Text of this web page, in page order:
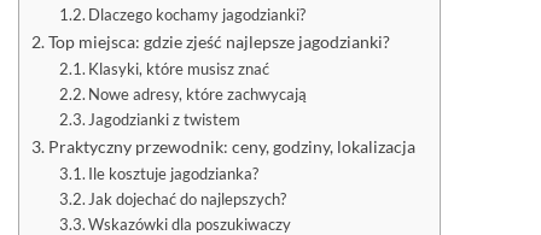
Dlaczego kochamy jagodzianki?
Top miejsca: gdzie zjeść najlepsze jagodzianki?
Klasyki, które musisz znać
Nowe adresy, które zachwycają
Jagodzianki z twistem
Praktyczny przewodnik: ceny, godziny, lokalizacja
Ile kosztuje jagodzianka?
Jak dojechać do najlepszych?
Wskazówki dla poszukiwaczy